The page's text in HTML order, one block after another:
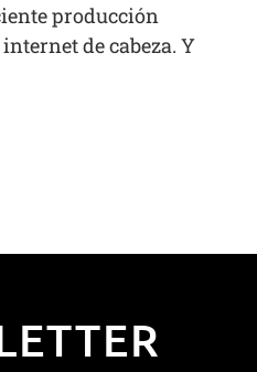
producción
de cabeza. Y